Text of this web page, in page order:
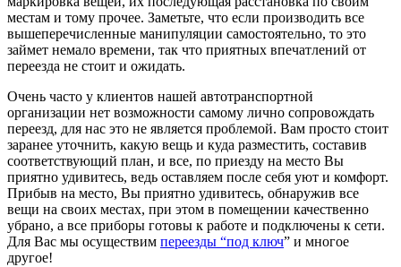
местам и тому прочее. Заметьте, что если производить все
вышеперечисленные манипуляции самостоятельно, то это
займет немало времени, так что приятных впечатлений от
переезда не стоит и ожидать.
Очень часто у клиентов нашей автотранспортной
организации нет возможности самому лично сопровождать
переезд, для нас это не является проблемой. Вам просто стоит
заранее уточнить, какую вещь и куда разместить, составив
соответствующий план, и все, по приезду на место Вы
приятно удивитесь, ведь оставляем после себя уют и комфорт.
Прибыв на место, Вы приятно удивитесь, обнаружив все
вещи на своих местах, при этом в помещении качественно
убрано, а все приборы готовы к работе и подключены к сети.
Для Вас мы осуществим переезды “под ключ” и многое
другое!